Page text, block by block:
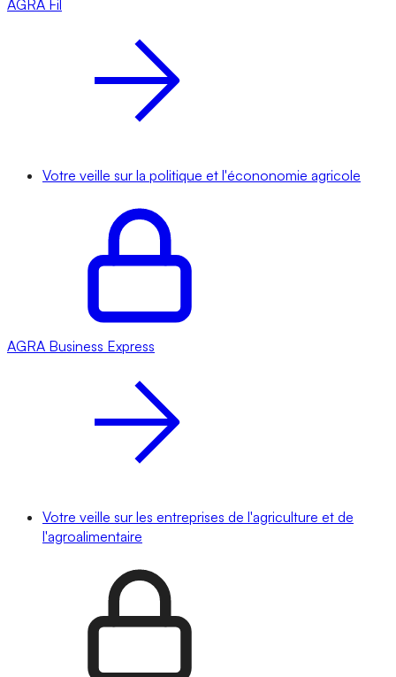
AGRA Fil
Votre veille sur la politique et l'écononomie agricole
AGRA Business Express
Votre veille sur les entreprises de l'agriculture et de
l'agroalimentaire